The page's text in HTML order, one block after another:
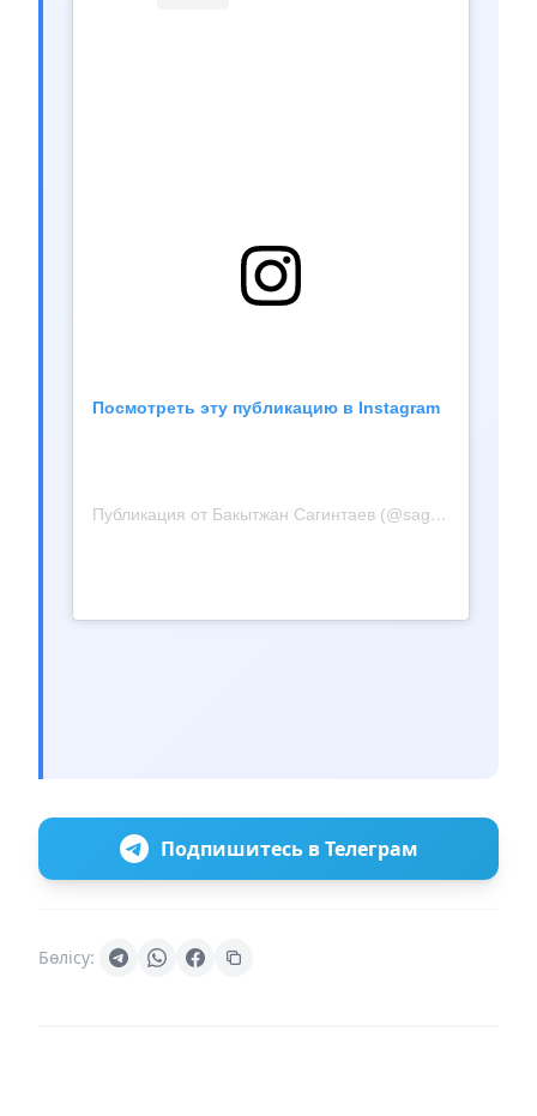
Посмотреть эту публикацию в Instagram
Публикация от Бакытжан Сагинтаев (@sagintayev.b)
Подпишитесь в Телеграм
Бөлісу: